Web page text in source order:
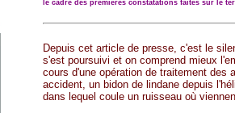
le cadre des premières constatations faites sur le
Depuis cet article de presse, c'est le
s'est poursuivi et on comprend mieux
cours d'une opération de traitement des
accident, un bidon de lindane depuis
dans lequel coule un ruisseau où